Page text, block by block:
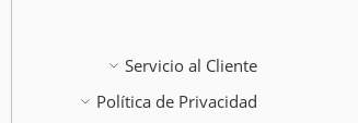
Servicio al Cliente
Política de Privacidad